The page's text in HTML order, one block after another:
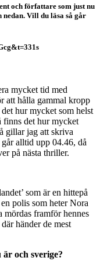
och författare som just nu
nedan. Vill du läsa så går
mycket tid med
att hålla gammal kropp
hur mycket som helst
finns det hur mycket
gillar jag att skriva
alltid upp 04.46, då
på nästa thriller.
som är en hittepå
polis som heter Nora
mördas framför hennes
händer de mest
och sverige?